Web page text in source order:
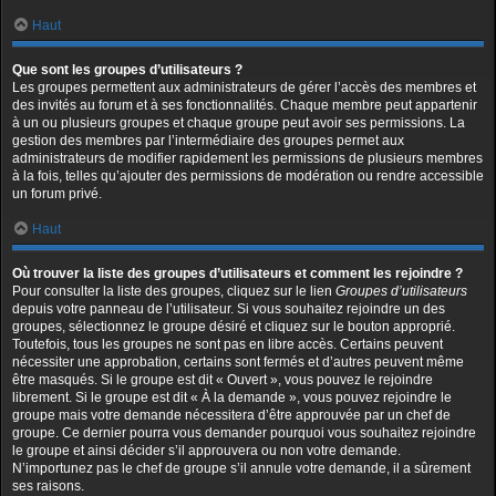
Haut
Que sont les groupes d’utilisateurs ?
Les groupes permettent aux administrateurs de gérer l’accès des membres et
des invités au forum et à ses fonctionnalités. Chaque membre peut appartenir
à un ou plusieurs groupes et chaque groupe peut avoir ses permissions. La
gestion des membres par l’intermédiaire des groupes permet aux
administrateurs de modifier rapidement les permissions de plusieurs membres
à la fois, telles qu’ajouter des permissions de modération ou rendre accessible
un forum privé.
Haut
Où trouver la liste des groupes d’utilisateurs et comment les rejoindre ?
Pour consulter la liste des groupes, cliquez sur le lien Groupes d’utilisateurs
depuis votre panneau de l’utilisateur. Si vous souhaitez rejoindre un des
groupes, sélectionnez le groupe désiré et cliquez sur le bouton approprié.
Toutefois, tous les groupes ne sont pas en libre accès. Certains peuvent
nécessiter une approbation, certains sont fermés et d’autres peuvent même
être masqués. Si le groupe est dit « Ouvert », vous pouvez le rejoindre
librement. Si le groupe est dit « À la demande », vous pouvez rejoindre le
groupe mais votre demande nécessitera d’être approuvée par un chef de
groupe. Ce dernier pourra vous demander pourquoi vous souhaitez rejoindre
le groupe et ainsi décider s’il approuvera ou non votre demande.
N’importunez pas le chef de groupe s’il annule votre demande, il a sûrement
ses raisons.